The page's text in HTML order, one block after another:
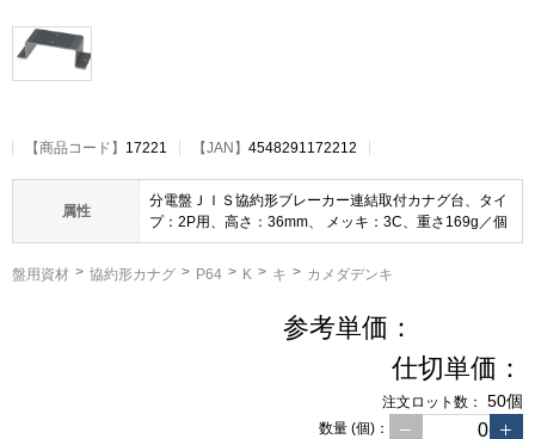
【商品コード 】 17221 【JAN】 4548291172212
属性
分電盤ＪＩＳ協約形ブレーカー連結取付カナグ台、タイ
プ：2P用、高さ：36mm、 メッキ：3C、重さ169g／個
盤用資材 協約形カナグ P64 K キ カメダデンキ
参考単価：
仕切単価：
注文 ロット数： 50個
数量 (個) ：